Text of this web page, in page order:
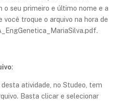
o seu primeiro e último nome e a
você troque o arquivo na hora de
:
atividade, no Studeo, tem
Basta clicar e selecionar